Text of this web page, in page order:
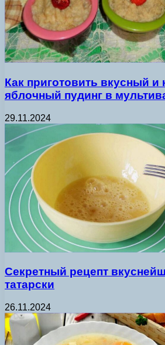
Как приготовить вкусный и
яблочный пудинг в
29.11.2024
Секретный рецепт
татарски
26.11.2024